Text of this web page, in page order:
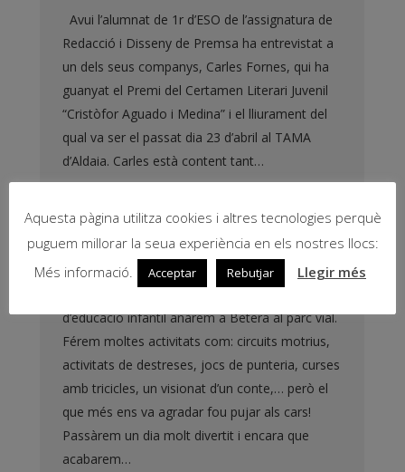
Avui l’alumnat de 1r d’ESO de l’assignatura de
Redacció i Disseny de Premsa ha entrevistat a
un dels seus companys, Carles Fornes, qui ha
guanyat el Premi del Certamen Literari Juvenil
“Cristòfor Aguado i Medina” i el lliurament del
qual va ser el passat dia 23 d’abril al TAMA
d’Aldaia. Carles està content tant…
ANEM AL PARC VIAL!
d’educació infantil anàrem a Bètera al parc vial.
Férem moltes activitats com: circuits motrius,
activitats de destreses, jocs de punteria, curses
amb tricicles, un visionat d’un conte,… però el
que més ens va agradar fou pujar als cars!
Passàrem un dia molt divertit i encara que
acabarem…
Aquesta pàgina utilitza cookies i altres tecnologies perquè
puguem millorar la seua experiència en els nostres llocs:
Més informació.
Acceptar Rebutjar Llegir més